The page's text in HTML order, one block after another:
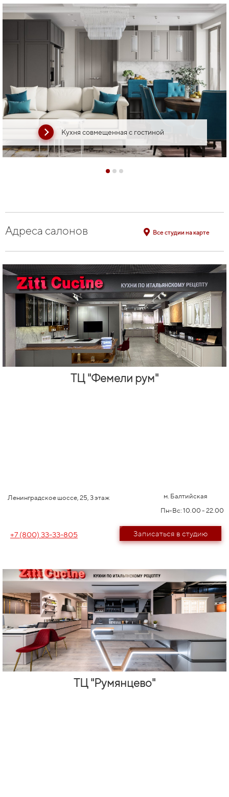
Кухня совмещенная с гостиной
Адреса салонов Все студии на карте
ТЦ "Фемели рум"
Ленинградское шоссе, 25, 3 этаж
м. Балтийская
Пн-Вс: 10.00 - 22.00
+7 (800) 33-33-805 Записаться в студию
ТЦ "Румянцево"